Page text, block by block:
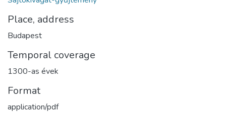
Place, address
Budapest
Temporal coverage
1300-as évek
Format
application/pdf